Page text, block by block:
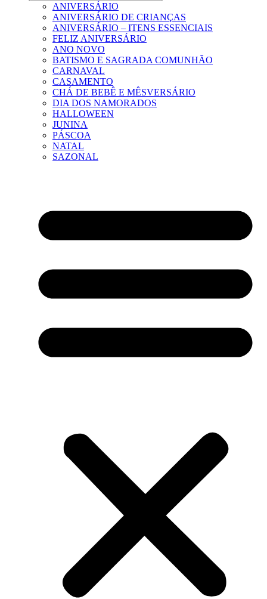
ANIVERSÁRIO
ANIVERSÁRIO DE CRIANÇAS
ANIVERSÁRIO – ITENS ESSENCIAIS
FELIZ ANIVERSÁRIO
ANO NOVO
BATISMO E SAGRADA COMUNHÃO
CARNAVAL
CASAMENTO
CHÁ DE BEBÊ E MÊSVERSÁRIO
DIA DOS NAMORADOS
HALLOWEEN
JUNINA
PÁSCOA
NATAL
SAZONAL